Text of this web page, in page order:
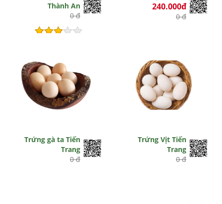
Thành An
0 đ
240.000đ
0 đ
Trứng gà ta Tiến
Trang
0 đ
Trứng Vịt Tiến
Trang
0 đ